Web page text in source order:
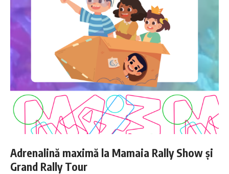
Adrenalină maximă la Mamaia Rally Show și
Grand Rally Tour